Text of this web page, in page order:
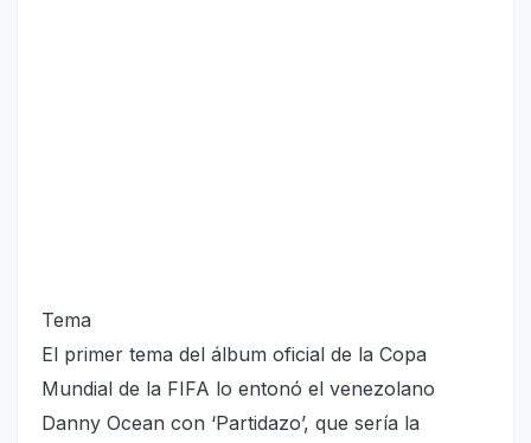
Tema
El primer tema del álbum oficial de la Copa
Mundial de la FIFA lo entonó el venezolano
Danny Ocean con ‘Partidazo’, que sería la